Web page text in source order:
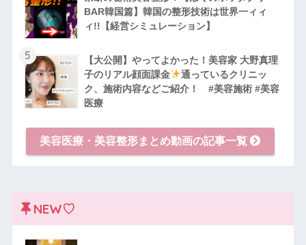
BAR韓国篇】韓国の整形技術は世界一ィィ
ィ!!【経営シミュレーション】
5
【大公開】やってよかった！美容家 大野真理
子のリアル顔面課金
通っているクリニッ
ク、施術内容などご紹介！ #美容施術 #美容
医療
美容医療・美容整形まとめ動画の記事一覧
NEW♡